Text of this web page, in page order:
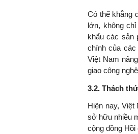
Có thể khẳng
lớn, không
khẩu các sản
chính của các
Việt Nam
giao công
3.2. Thách
Hiện nay,
sở hữu nhiều
cộng đồng Hồi